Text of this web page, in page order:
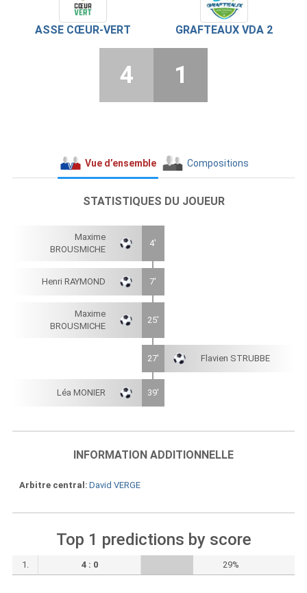
ASSE CŒUR-VERT GRAFTEAUX VDA 2
4 1
Vue d’ensemble Compositions
STATISTIQUES DU JOUEUR
Maxime
BROUSMICHE
4'
Henri RAYMOND 7'
Maxime
BROUSMICHE
25'
27' Flavien STRUBBE
Léa MONIER 39'
INFORMATION ADDITIONNELLE
Arbitre central David VERGE
Top 1 predictions by score
1. 4 : 0 29%